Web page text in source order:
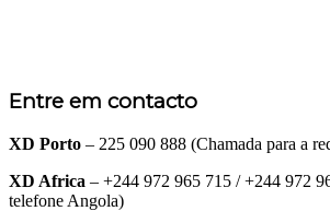
Entre em contacto
XD Porto – 225 090 888 (Chamada para a
XD Africa – +244 972 965 715 / +244 972
telefone Angola)